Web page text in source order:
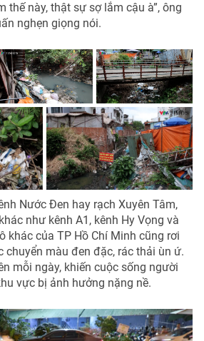
thế này, thật sự sợ lắm cậu à”, ông
nghẹn giọng nói.
Nước Đen hay rạch Xuyên Tâm,
như kênh A1, kênh Hy Vọng và
khác của TP Hồ Chí Minh cũng rơi
chuyển màu đen đặc, rác thải ùn ứ.
mỗi ngày, khiến cuộc sống người
vực bị ảnh hưởng nặng nề.